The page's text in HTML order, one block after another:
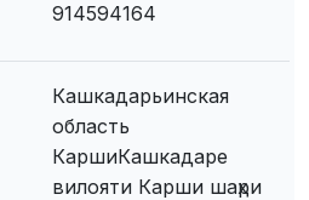
914594164
Кашкадарьинская
область
КаршиКашкадаре
вилояти Карши шаҳри